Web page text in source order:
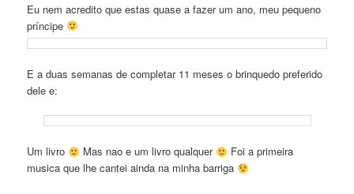
Eu nem acredito que estas quase a fazer um ano, meu pequeno
príncipe
E a duas semanas de completar 11 meses o brinquedo preferido
dele e:
Um livro Mas nao e um livro qualquer
Foi a primeira
musica que lhe cantei ainda na minha barriga